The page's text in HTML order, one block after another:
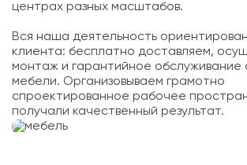
центрах разных масштабов.
Вся наша деятельность
клиента: бесплатно доставляем,
монтаж и гарантийное обслуживание
мебели. Организовываем грамотно
спроектированное рабочее
получали качественный результат.